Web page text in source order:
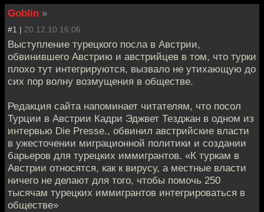
Goblin »
#1 | 20.12.10 16:06
Выступление турецкого посла в Австрии,
обвинившего Австрию и австрийцев в том, что турки
плохо тут интегрируются, вызвало не утихающую до
сих пор волну возмущения в обществе.
Редакция сайта напоминает читателям, что посол
Турции в Австрии Кадри Эджвет Тезджан в одном из
интервью Die Presse., обвинил австрийские власти
в ужесточении миграционной политики и создании
барьеров для турецких иммигрантов. «К туркам в
Австрии относятся, как к вирусу, а местные власти
ничего не делают для того, чтобы помочь 250
тысячам турецких иммигрантов интегрироваться в
обществе»